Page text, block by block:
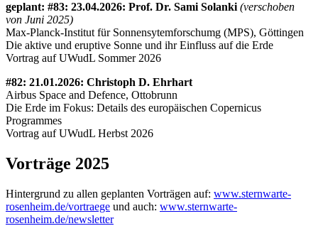
geplant: #83: 23.04.2026: Prof. Dr. Sami Solanki (verschoben
von Juni 2025)
Max-Planck-Institut für Sonnensytemforschumg (MPS), Göttingen
Die aktive und eruptive Sonne und ihr Einfluss auf die Erde
Vortrag auf UWudL Sommer 2026
#82: 21.01.2026: Christoph D. Ehrhart
Airbus Space and Defence, Ottobrunn
Die Erde im Fokus: Details des europäischen Copernicus
Programmes
Vortrag auf UWudL Herbst 2026
Vorträge 2025
Hintergrund zu allen geplanten Vorträgen auf: www.sternwarte-
rosenheim.de/vortraege und auch: www.sternwarte-
rosenheim.de/newsletter